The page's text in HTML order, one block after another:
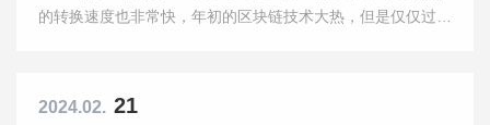
的转换速度也非常快，年初的区块链技术大热，但是仅仅过去
2024.02. 21